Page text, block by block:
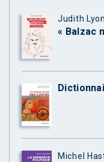
Judith
« Balzac
Michel